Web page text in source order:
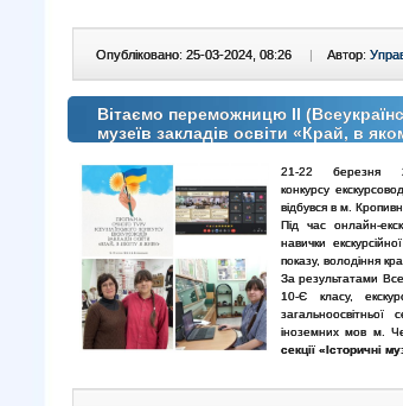
Опубліковано: 25-03-2024, 08:26 | Автор:
Вітаємо переможницю ІІ
музеїв закладів освіти «Край, в
21-22 березня
конкурсу
відбувся в м.
Під час онлайн-
навички
показу, володіння
За результатами
10-Є класу,
іноземних мов м.
секції «Історичні